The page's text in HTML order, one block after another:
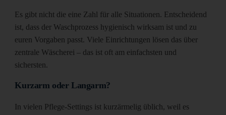
Es gibt nicht die eine Zahl für alle Situationen. Entscheidend
ist, dass der Waschprozess hygienisch wirksam ist und zu
euren Vorgaben passt. Viele Einrichtungen lösen das über
zentrale Wäscherei – das ist oft am einfachsten und
sichersten.
Kurzarm oder Langarm?
In vielen Pflege-Settings ist kurzärmelig üblich, weil es